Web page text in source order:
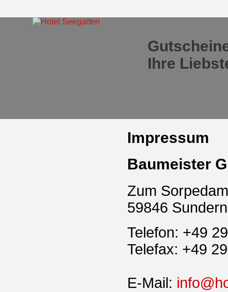
Ihre
Impressum
Baumeister
Zum
59846 Sundern
Telefon: +49
Telefax: +49
E-Mail: